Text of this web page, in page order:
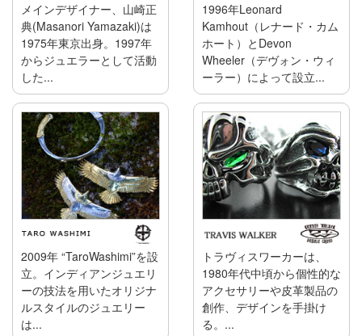
メインデザイナー、山崎正
典(Masanori Yamazaki)は
1975年東京出身。1997年
からジュエラーとして活動
した...
1996年Leonard
Kamhout（レナード・カム
ホート）とDevon
Wheeler（デヴォン・ウィ
ーラー）によって設立...
2009年 “TaroWashimi”を設
立。インディアンジュエリ
ーの技法を用いたオリジナ
ルスタイルのジュエリー
は...
トラヴィスワーカーは、
1980年代中頃から個性的な
アクセサリーや皮革製品の
創作、デザインを手掛け
る。...